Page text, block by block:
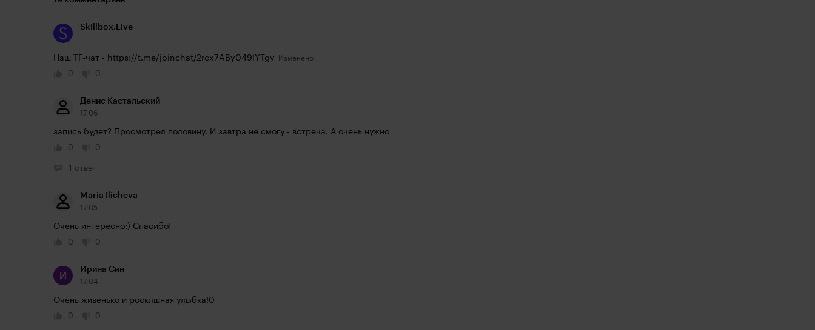
Skillbox.Live
Наш ТГ-чат - https://t.me/joinchat/2rcx7ABy049lYTgy
0
0
Денис Кастальский
17:06
запись будет? Просмотрел половину. И завтра не смогу - встреча. А очень нужно
0
0
1 ответ
Maria Ilicheva
17:05
Очень интересно:) Спасибо!
0
0
Ирина Син
17:04
Очень живенько и росклшная улыбка!0
0
0